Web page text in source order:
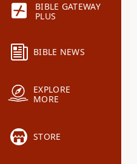
BIBLE GATEWAY
PLUS
BIBLE NEWS
EXPLORE
MORE
STORE